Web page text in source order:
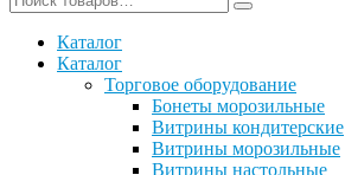
Каталог
Каталог
Торговое оборудование
Бонеты морозильные
Витрины кондитерские
Витрины морозильные
Витрины настольные